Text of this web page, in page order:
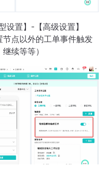
设置】-【高级设置】
点以外的工单事件触发
续等等）